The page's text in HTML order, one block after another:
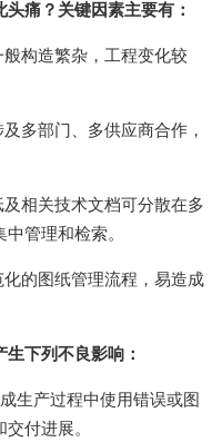
痛？关键因素主要有：
构造繁杂，工程变化较
多部门、多供应商合作，
相关技术文档可分散在多
管理和检索。
的图纸管理流程，易造成
下列不良影响：
生产过程中使用错误或图
付进展。